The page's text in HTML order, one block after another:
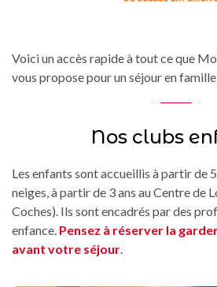
Voici un accès rapide à tout ce que
vous propose pour un séjour en
Nos clubs
Les enfants sont accueillis à partir de
neiges, à partir de 3 ans au Centre de
Coches). Ils sont encadrés par des
enfance. Pensez à réserver la
avant votre séjour.